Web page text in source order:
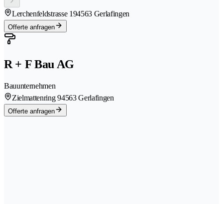
Lerchenfeldstrasse 194563 Gerlafingen
Offerte anfragen
R + F Bau AG
Bauunternehmen
Zielmattenring 94563 Gerlafingen
Offerte anfragen